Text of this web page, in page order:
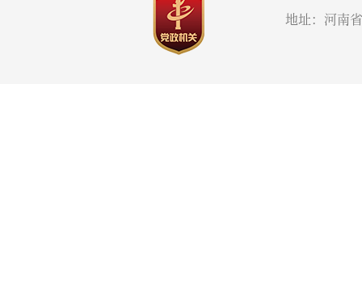
地址：河南